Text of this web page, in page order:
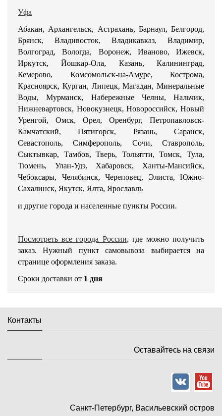
Уфа
Абакан, Архангельск, Астрахань, Барнаул, Белгород,
Брянск, Владивосток, Владикавказ, Владимир,
Волгоград, Вологда, Воронеж, Иваново, Ижевск,
Иркутск, Йошкар-Ола, Казань, Калининград,
Кемерово, Комсомольск-на-Амуре, Кострома,
Красноярск, Курган, Липецк, Магадан, Минеральные
Воды, Мурманск, Набережные Челны, Нальчик,
Нижневартовск, Новокузнецк, Новороссийск, Новый
Уренгой, Омск, Орел, Оренбург, Петропавловск-
Камчатский, Пятигорск, Рязань, Саранск,
Севастополь, Симферополь, Сочи, Ставрополь,
Сыктывкар, Тамбов, Тверь, Тольятти, Томск, Тула,
Тюмень, Улан-Удэ, Хабаровск, Ханты-Мансийск,
Чебоксары, Челябинск, Череповец, Элиста, Южно-
Сахалинск, Якутск, Ялта, Ярославль
и другие города и населенные пункты России.
Посмотреть все города России, где можно получить
заказ. Нужный пункт самовывоза выбирается на
странице оформления заказа.
Сроки доставки от 1 дня
Контакты
Оставайтесь на связи
Санкт-Петербург, Васильевский остров